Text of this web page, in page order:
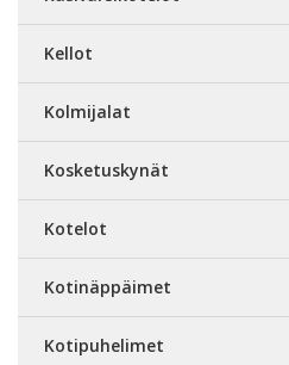
Kellot
Kolmijalat
Kosketuskynät
Kotelot
Kotinäppäimet
Kotipuhelimet